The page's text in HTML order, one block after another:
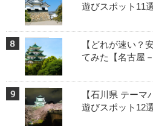
遊びスポット11
【どれが速い？
てみた【名古屋
【石川県 テー
遊びスポット12